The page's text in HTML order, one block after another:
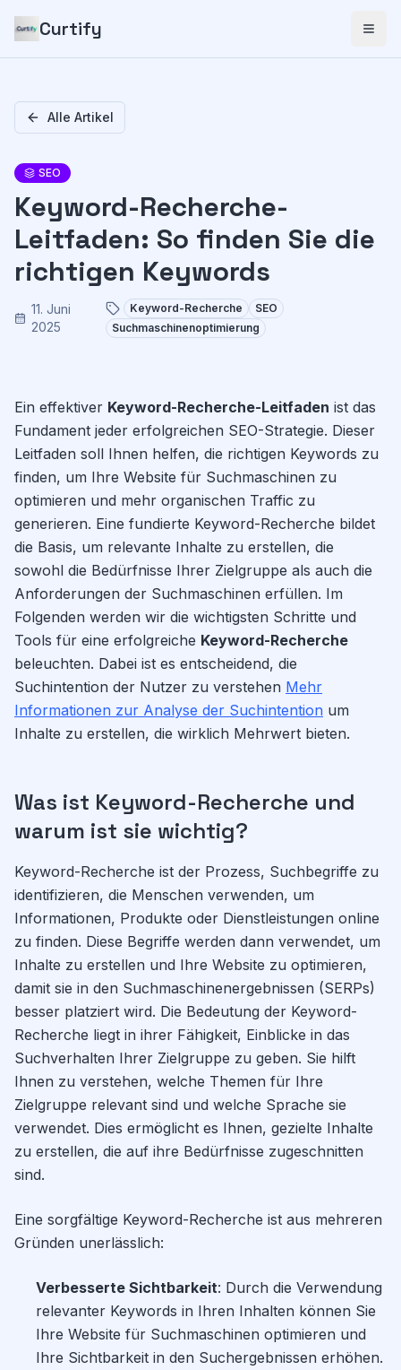
Curtify
Alle Artikel
SEO
Keyword-Recherche-
Leitfaden: So finden Sie die
richtigen Keywords
11. Juni
2025
Keyword-Recherche
SEO
Suchmaschinenoptimierung
Ein effektiver Keyword-Recherche-Leitfaden ist das
Fundament jeder erfolgreichen SEO-Strategie. Dieser
Leitfaden soll Ihnen helfen, die richtigen Keywords zu
finden, um Ihre Website für Suchmaschinen zu
optimieren und mehr organischen Traffic zu
generieren. Eine fundierte Keyword-Recherche bildet
die Basis, um relevante Inhalte zu erstellen, die
sowohl die Bedürfnisse Ihrer Zielgruppe als auch die
Anforderungen der Suchmaschinen erfüllen. Im
Folgenden werden wir die wichtigsten Schritte und
Tools für eine erfolgreiche Keyword-Recherche
beleuchten. Dabei ist es entscheidend, die
Suchintention der Nutzer zu verstehen Mehr
Informationen zur Analyse der Suchintention um
Inhalte zu erstellen, die wirklich Mehrwert bieten.
Was ist Keyword-Recherche und
warum ist sie wichtig?
Keyword-Recherche ist der Prozess, Suchbegriffe zu
identifizieren, die Menschen verwenden, um
Informationen, Produkte oder Dienstleistungen online
zu finden. Diese Begriffe werden dann verwendet, um
Inhalte zu erstellen und Ihre Website zu optimieren,
damit sie in den Suchmaschinenergebnissen (SERPs)
besser platziert wird. Die Bedeutung der Keyword-
Recherche liegt in ihrer Fähigkeit, Einblicke in das
Suchverhalten Ihrer Zielgruppe zu geben. Sie hilft
Ihnen zu verstehen, welche Themen für Ihre
Zielgruppe relevant sind und welche Sprache sie
verwendet. Dies ermöglicht es Ihnen, gezielte Inhalte
zu erstellen, die auf ihre Bedürfnisse zugeschnitten
sind.
Eine sorgfältige Keyword-Recherche ist aus mehreren
Gründen unerlässlich:
Verbesserte Sichtbarkeit: Durch die Verwendung
relevanter Keywords in Ihren Inhalten können Sie
Ihre Website für Suchmaschinen optimieren und
Ihre Sichtbarkeit in den Suchergebnissen erhöhen.